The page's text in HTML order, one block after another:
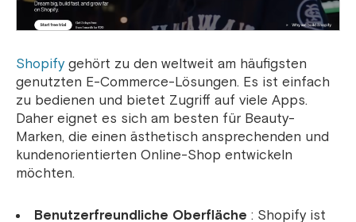
Shopifygehört zu den weltweit am häufigsten
genutzten E-Commerce-Lösungen. Es ist einfach
zu bedienen und bietet Zugriff auf viele Apps.
Daher eignet es sich am besten für Beauty-
Marken, die einen ästhetisch ansprechenden und
kundenorientierten Online-Shop entwickeln
möchten.
Benutzerfreundliche Oberfläche : Shopify ist